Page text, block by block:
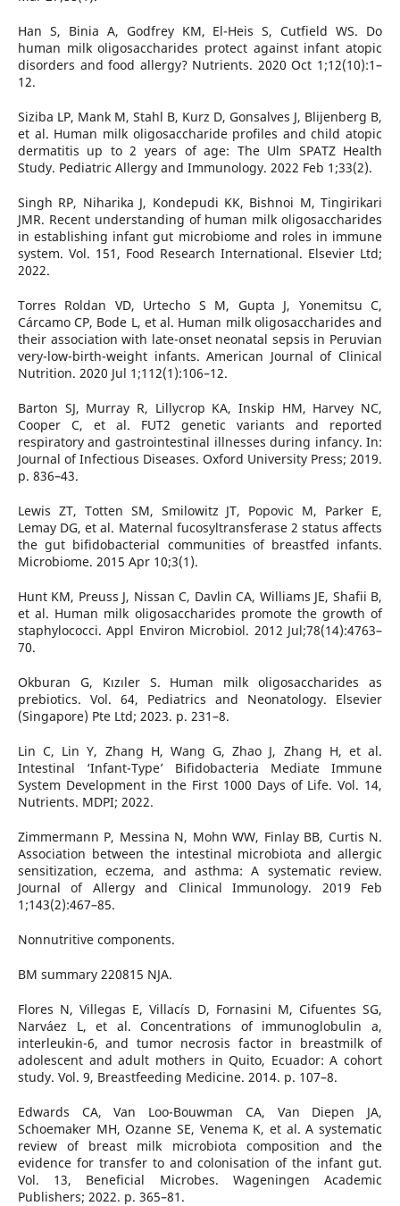
Han S, Binia A, Godfrey KM, El-Heis S, Cutfield WS. Do
human milk oligosaccharides protect against infant atopic
disorders and food allergy? Nutrients. 2020 Oct 1;12(10):1–
12.
Siziba LP, Mank M, Stahl B, Kurz D, Gonsalves J, Blijenberg B,
et al. Human milk oligosaccharide profiles and child atopic
dermatitis up to 2 years of age: The Ulm SPATZ Health
Study. Pediatric Allergy and Immunology. 2022 Feb 1;33(2).
Singh RP, Niharika J, Kondepudi KK, Bishnoi M, Tingirikari
JMR. Recent understanding of human milk oligosaccharides
in establishing infant gut microbiome and roles in immune
system. Vol. 151, Food Research International. Elsevier Ltd;
2022.
Torres Roldan VD, Urtecho S M, Gupta J, Yonemitsu C,
Cárcamo CP, Bode L, et al. Human milk oligosaccharides and
their association with late-onset neonatal sepsis in Peruvian
very-low-birth-weight infants. American Journal of Clinical
Nutrition. 2020 Jul 1;112(1):106–12.
Barton SJ, Murray R, Lillycrop KA, Inskip HM, Harvey NC,
Cooper C, et al. FUT2 genetic variants and reported
respiratory and gastrointestinal illnesses during infancy. In:
Journal of Infectious Diseases. Oxford University Press; 2019.
p. 836–43.
Lewis ZT, Totten SM, Smilowitz JT, Popovic M, Parker E,
Lemay DG, et al. Maternal fucosyltransferase 2 status affects
the gut bifidobacterial communities of breastfed infants.
Microbiome. 2015 Apr 10;3(1).
Hunt KM, Preuss J, Nissan C, Davlin CA, Williams JE, Shafii B,
et al. Human milk oligosaccharides promote the growth of
staphylococci. Appl Environ Microbiol. 2012 Jul;78(14):4763–
70.
Okburan G, Kızıler S. Human milk oligosaccharides as
prebiotics. Vol. 64, Pediatrics and Neonatology. Elsevier
(Singapore) Pte Ltd; 2023. p. 231–8.
Lin C, Lin Y, Zhang H, Wang G, Zhao J, Zhang H, et al.
Intestinal ‘Infant-Type’ Bifidobacteria Mediate Immune
System Development in the First 1000 Days of Life. Vol. 14,
Nutrients. MDPI; 2022.
Zimmermann P, Messina N, Mohn WW, Finlay BB, Curtis N.
Association between the intestinal microbiota and allergic
sensitization, eczema, and asthma: A systematic review.
Journal of Allergy and Clinical Immunology. 2019 Feb
1;143(2):467–85.
Nonnutritive components.
BM summary 220815 NJA.
Flores N, Villegas E, Villacís D, Fornasini M, Cifuentes SG,
Narváez L, et al. Concentrations of immunoglobulin a,
interleukin-6, and tumor necrosis factor in breastmilk of
adolescent and adult mothers in Quito, Ecuador: A cohort
study. Vol. 9, Breastfeeding Medicine. 2014. p. 107–8.
Edwards CA, Van Loo-Bouwman CA, Van Diepen JA,
Schoemaker MH, Ozanne SE, Venema K, et al. A systematic
review of breast milk microbiota composition and the
evidence for transfer to and colonisation of the infant gut.
Vol. 13, Beneficial Microbes. Wageningen Academic
Publishers; 2022. p. 365–81.